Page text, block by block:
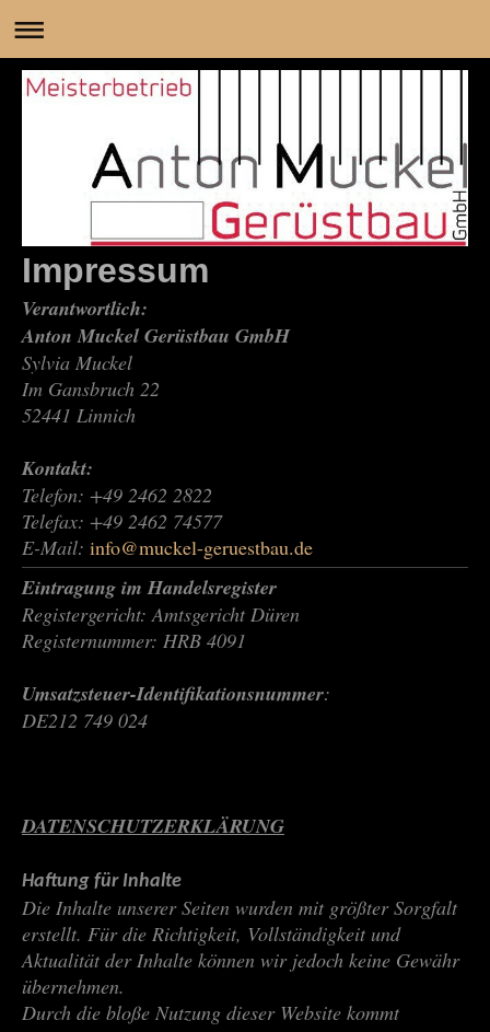
Impressum
Verantwortlich:
Anton Muckel Gerüstbau GmbH
Sylvia Muckel
Im Gansbruch 22
52441 Linnich
Kontakt:
Telefon: +49 2462 2822
Telefax: +49 2462 74577
E-Mail: info@muckel-geruestbau.de
Eintragung im Handelsregister
Registergericht: Amtsgericht Düren
Registernummer: HRB 4091
Umsatzsteuer-Identifikationsnummer:
DE212 749 024
DATENSCHUTZERKLÄRUNG
Haftung für Inhalte
Die Inhalte unserer Seiten wurden mit größter Sorgfalt
erstellt. Für die Richtigkeit, Vollständigkeit und
Aktualität der Inhalte können wir jedoch keine Gewähr
übernehmen.
Durch die bloße Nutzung dieser Website kommt